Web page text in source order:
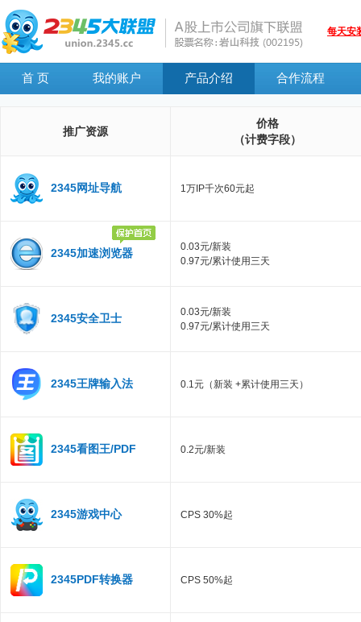
每天安
首 页 我的账户 产品介绍 合作流程
推广资源
价格
（计费字段）
2345网址导航 1万IP千次60元起
2345加速浏览器
0.03元/新装
0.97元/累计使用三天
2345安全卫士
0.03元/新装
0.97元/累计使用三天
2345王牌输入法 0.1元（新装 +累计使用三天）
2345看图王/PDF 0.2元/新装
2345游戏中心 CPS 30%起
2345PDF转换器 CPS 50%起